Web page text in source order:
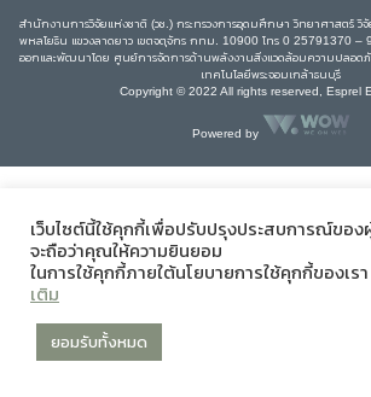
สำนักงานการวิจัยแห่งชาติ (วช.) กระทรวงการอุดมศึกษา วิทยาศาสตร์ วิ
พหลโยธิน แขวงลาดยาว เขตจตุจักร กทม. 10900 โทร 0 25791370 –
ออกและพัฒนาโดย ศูนย์การจัดการด้านพลังงานสิ่งแวดล้อมความปลอด
เทคโนโลยีพระจอมเกล้าธนบุรี
Copyright © 2022 All rights reserved, Esprel
Powered by
เว็บไซต์นี้ใช้คุกกี้เพื่อปรับปรุงประสบการณ์ของ
จะถือว่าคุณให้ความยินยอม
ในการใช้คุกกี้ภายใต้นโยบายการใช้คุกกี้ของเรา
เติม
ยอมรับทั้งหมด